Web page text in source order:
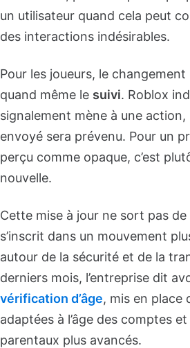
un utilisateur quand cela peut
des interactions indésirables.
Pour les joueurs, le
quand même le suivi. Roblox
signalement mène à une action,
envoyé sera prévenu. Pour un
perçu comme opaque, c’est
nouvelle.
Cette mise à jour ne sort pas
s’inscrit dans un mouvement
autour de la sécurité et de la
derniers mois, l’entreprise dit
vérification d’âge, mis en place
adaptées à l’âge des comptes
parentaux plus avancés.